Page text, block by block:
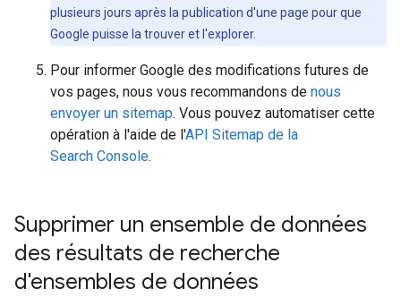
plusieurs jours après la publication d'une page pour que
Google puisse la trouver et l'explorer.
Pour informer Google des modifications futures de
vos pages, nous vous recommandons de nous
envoyer un sitemap. Vous pouvez automatiser cette
opération à l'aide de l'API Sitemap de la
Search Console.
Supprimer un ensemble de données
des résultats de recherche
d'ensembles de données